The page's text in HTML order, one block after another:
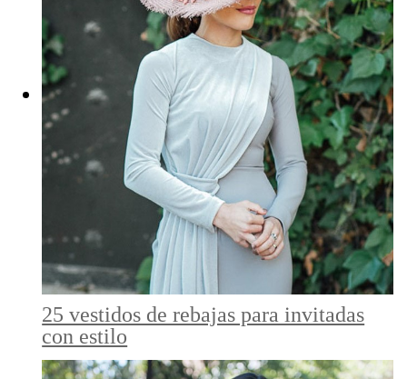
25 vestidos de rebajas para invitadas
con estilo